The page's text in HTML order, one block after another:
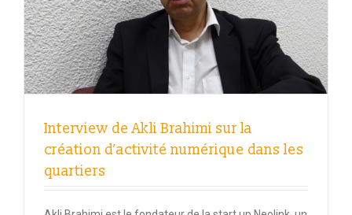
Interview de Akli Brahimi sur la
création d’activité numérique dans les
quartiers